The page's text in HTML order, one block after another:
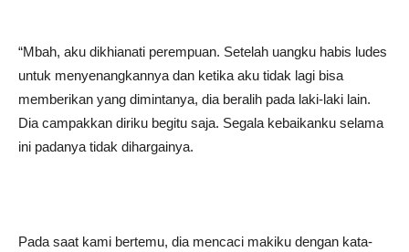
“Mbah, aku dikhianati perempuan. Setelah uangku habis ludes
untuk menyenangkannya dan ketika aku tidak lagi bisa
memberikan yang dimintanya, dia beralih pada laki-laki lain.
Dia campakkan diriku begitu saja. Segala kebaikanku selama
ini padanya tidak dihargainya.
Pada saat kami bertemu, dia mencaci makiku dengan kata-